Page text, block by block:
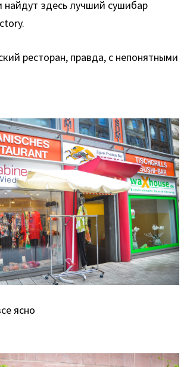
здесь лучший сушибар
ресторан, правда, с непонятными
ясно